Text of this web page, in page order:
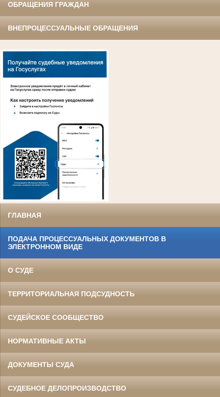
ОБРАЩЕНИЯ ГРАЖДАН
ВНЕПРОЦЕССУАЛЬНЫЕ ОБРАЩЕНИЯ
ГЛАВНАЯ
ПОДАЧА ПРОЦЕССУАЛЬНЫХ ДОКУМЕНТОВ В
ЭЛЕКТРОННОМ ВИДЕ
О СУДЕ
ТЕРРИТОРИАЛЬНАЯ ПОДСУДНОСТЬ
СУДЕЙСКОЕ СООБЩЕСТВО
НОРМАТИВНЫЕ АКТЫ
ДОКУМЕНТЫ СУДА
СУДЕБНОЕ ДЕЛОПРОИЗВОДСТВО